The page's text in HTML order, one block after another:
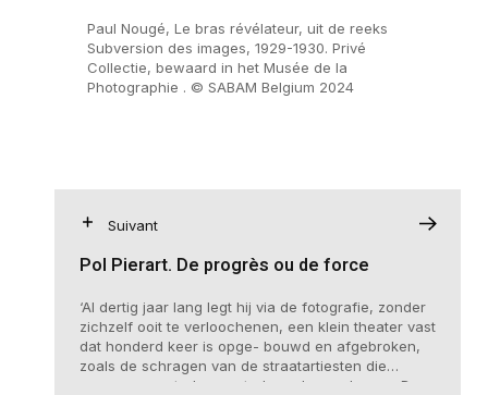
Paul Nougé, Le bras révélateur, uit de reeks
Subversion des images, 1929-1930. Privé
Collectie, bewaard in het Musée de la
Photographie . © SABAM Belgium 2024
Suivant
Pol Pierart. De progrès ou de force
‘Al dertig jaar lang legt hij via de fotografie, zonder
zichzelf ooit te verloochenen, een klein theater vast
dat honderd keer is opge- bouwd en afgebroken,
zoals de schragen van de straatartiesten die
vroeger van stad naar stad werden gedragen. Daar